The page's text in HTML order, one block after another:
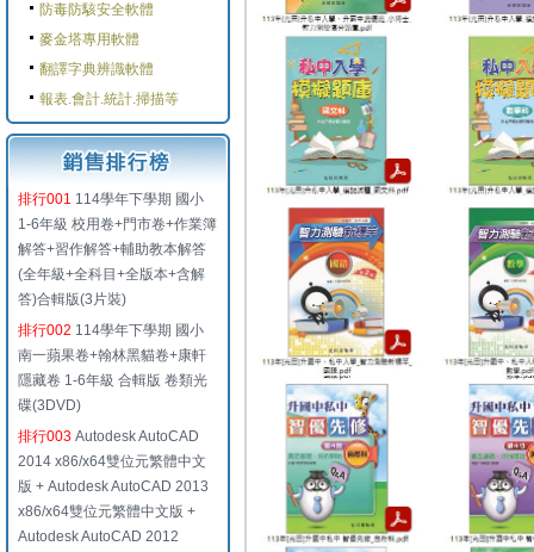
防毒防駭安全軟體
麥金塔專用軟體
翻譯字典辨識軟體
報表.會計.統計.掃描等
排行001 114學年下學期 國小
1-6年級 校用卷+門市卷+作業簿
解答+習作解答+輔助教本解答
(全年級+全科目+全版本+含解
答)合輯版(3片裝)
排行002 114學年下學期 國小
南一蘋果卷+翰林黑貓卷+康軒
隱藏卷 1-6年級 合輯版 卷類光
碟(3DVD)
排行003 Autodesk AutoCAD
2014 x86/x64雙位元繁體中文
版 + Autodesk AutoCAD 2013
x86/x64雙位元繁體中文版 +
Autodesk AutoCAD 2012